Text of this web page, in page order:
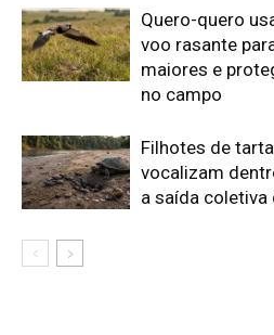
Quero-quero
voo rasante
maiores e
no campo
Filhotes de
vocalizam
a saída coletiva